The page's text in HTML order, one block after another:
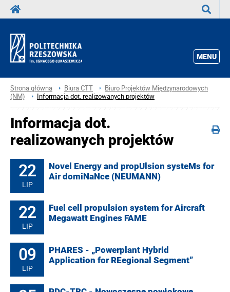
MENU
Strona główna Biura CTT
Biuro Projektów Międzynarodowych
(NM)
Informacja dot. realizowanych projektów
Informacja dot.
realizowanych projektów
22
LIP
Novel Energy and propUlsion systeMs for
Air domiNaNce (NEUMANN)
22
LIP
Fuel cell propulsion system for Aircraft
Megawatt Engines FAME
09
LIP
PHARES - „Powerplant Hybrid
Application for REegional Segment”